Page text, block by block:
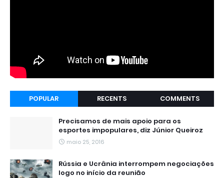
POPULAR RECENTS COMMENTS
Precisamos de mais apoio para os
esportes impopulares, diz Júnior Queiroz
maio 25, 2016
Rússia e Ucrânia interrompem negociações
logo no início da reunião